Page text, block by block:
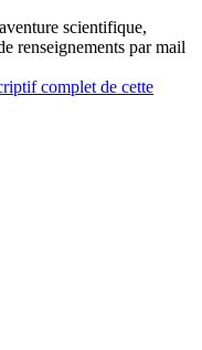
scientifique,
renseignements par mail
complet de cette